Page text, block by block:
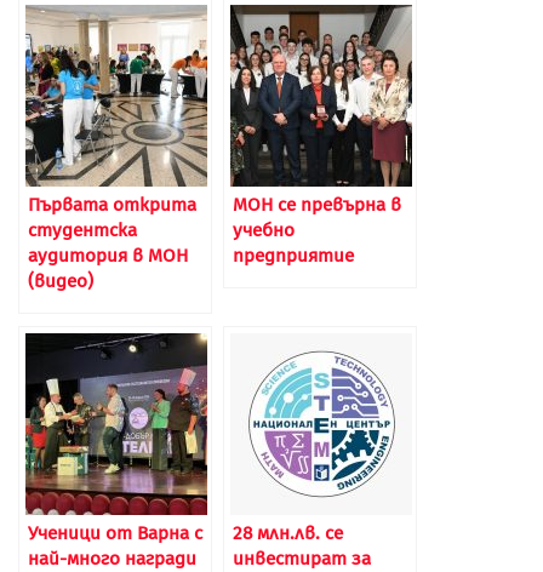
Първата открита
студентска
аудитория в МОН
(видео)
МОН се превърна в
учебно
предприятие
Ученици от Варна с
най-много награди
28 млн.лв. се
инвестират за